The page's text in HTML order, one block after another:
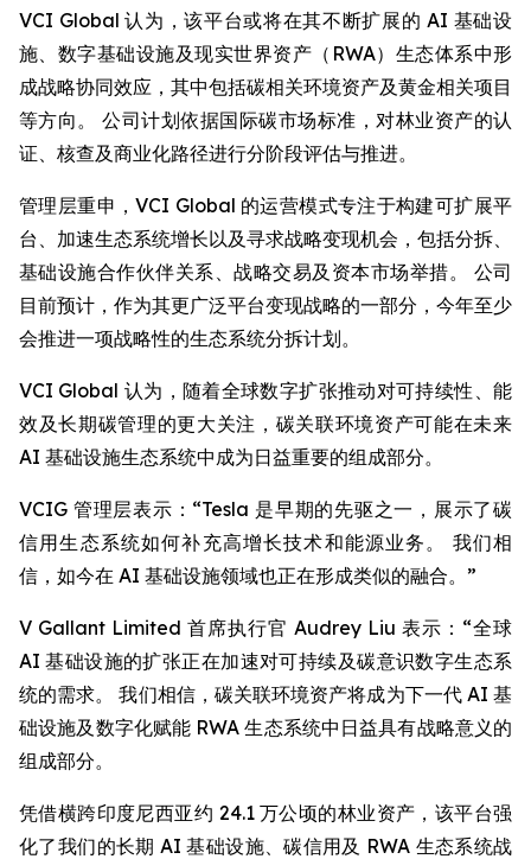
VCI Global 认为，该平台或将在其不断扩展的 AI 基础设
施、数字基础设施及现实世界资产（RWA）生态体系中形
成战略协同效应，其中包括碳相关环境资产及黄金相关项目
等方向。 公司计划依据国际碳市场标准，对林业资产的认
证、核查及商业化路径进行分阶段评估与推进。
管理层重申，VCI Global 的运营模式专注于构建可扩展平
台、加速生态系统增长以及寻求战略变现机会，包括分拆、
基础设施合作伙伴关系、战略交易及资本市场举措。 公司
目前预计，作为其更广泛平台变现战略的一部分，今年至少
会推进一项战略性的生态系统分拆计划。
VCI Global 认为，随着全球数字扩张推动对可持续性、能
效及长期碳管理的更大关注，碳关联环境资产可能在未来
AI 基础设施生态系统中成为日益重要的组成部分。
VCIG 管理层表示：“Tesla 是早期的先驱之一，展示了碳
信用生态系统如何补充高增长技术和能源业务。 我们相
信，如今在 AI 基础设施领域也正在形成类似的融合。”
V Gallant Limited 首席执行官 Audrey Liu 表示：“全球
AI 基础设施的扩张正在加速对可持续及碳意识数字生态系
统的需求。 我们相信，碳关联环境资产将成为下一代 AI 基
础设施及数字化赋能 RWA 生态系统中日益具有战略意义的
组成部分。
凭借横跨印度尼西亚约 24.1 万公顷的林业资产，该平台强
化了我们的长期 AI 基础设施、碳信用及 RWA 生态系统战